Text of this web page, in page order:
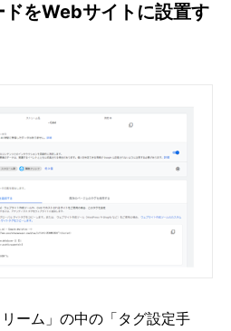
をWebサイトに設置す
ーム」の中の「タグ設定手